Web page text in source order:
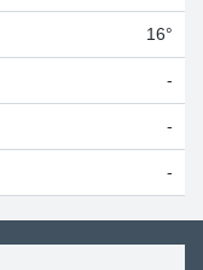
16°
-
-
-